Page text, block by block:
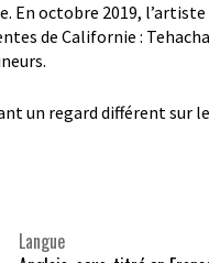
En octobre 2019,
de Californie :
un regard différent sur
Langue